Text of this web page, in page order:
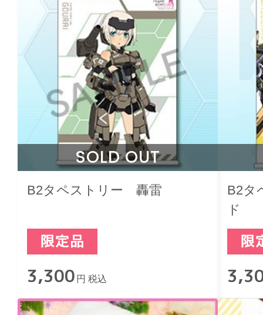
SOLD OUT
B2タペストリー 轟雷
3,300 円 税込
B2タ
ド